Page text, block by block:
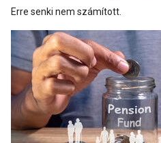
Erre senki nem számított.